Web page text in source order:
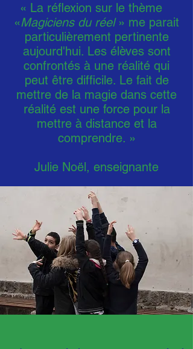
« La réflexion sur le thème
«Magiciens du réel» me parait
particulièrement pertinente
aujourd'hui. Les élèves sont
confrontés à une réalité qui
peut être difficile. Le fait de
mettre de la magie dans cette
réalité est une force pour la
mettre à distance et la
comprendre. »
Julie Noël, enseignante